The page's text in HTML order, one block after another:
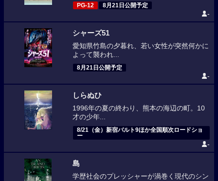
PG-12 8月21日公開予定
-
シャーズ51
愛知県竹島の夕暮れ、若い女性が突然何かに
よって襲われ...
8月21日公開予定
-
しらぬひ
1996年の夏の終わり、熊本の海辺の町。10
才の少年...
8/21（金）新宿バルト9ほか全国順次ロードショ
ー
-
島
学歴社会のプレッシャーが渦巻く現代のシン